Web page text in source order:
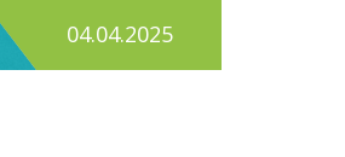
04.04.2025